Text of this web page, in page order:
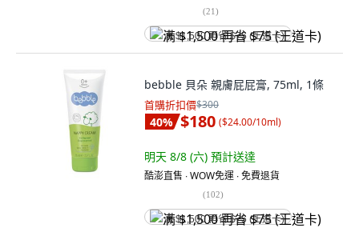
(21)
满 $1,500 再省 $75 (王道卡)
bebble 貝朵 親膚屁屁膏, 75ml, 1條
首購折扣價$300
40% $180 ($24.00/10ml)
明天 8/8 (六) 預計送達
酷澎直售 ∙ WOW免運 ∙ 免費退貨
(102)
满 $1,500 再省 $75 (王道卡)